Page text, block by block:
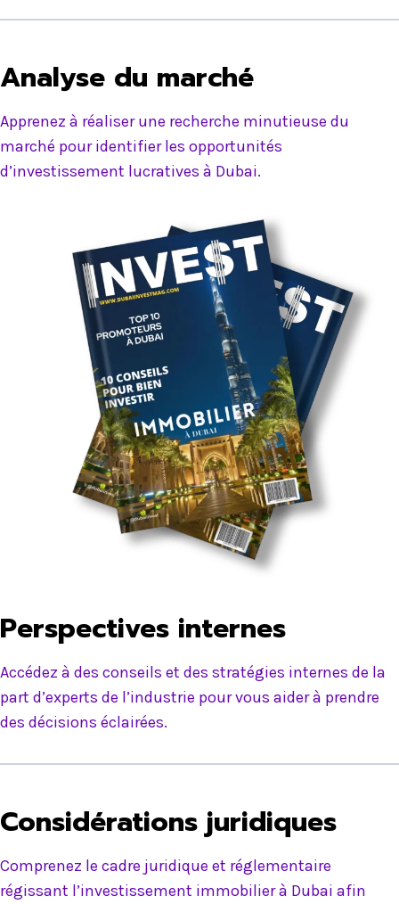
Analyse du marché
Apprenez à réaliser une recherche minutieuse du
marché pour identifier les opportunités
d’investissement lucratives à Dubai.
Perspectives internes
Accédez à des conseils et des stratégies internes de la
part d’experts de l’industrie pour vous aider à prendre
des décisions éclairées.
Considérations juridiques
Comprenez le cadre juridique et réglementaire
régissant l’investissement immobilier à Dubai afin